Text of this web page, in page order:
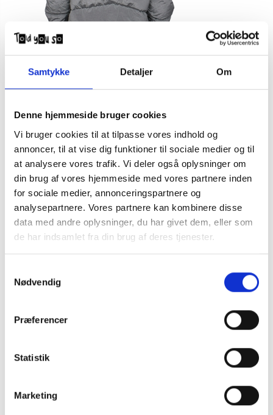
Samtykke Detaljer Om
Denne hjemmeside bruger cookies
Vi bruger cookies til at tilpasse vores indhold og
annoncer, til at vise dig funktioner til sociale medier og til
at analysere vores trafik. Vi deler også oplysninger om
din brug af vores hjemmeside med vores partnere inden
for sociale medier, annonceringspartnere og
analysepartnere. Vores partnere kan kombinere disse
data med andre oplysninger, du har givet dem, eller som
de har indsamlet fra din brug af deres tjenester.
Nødvendig
Præferencer
Statistik
Marketing
Dust
DKK2.400,00 4.800,00
Stone Island Junior dunjakke.
Modellen er 15 år / 165 høj / slank og har str. 14 på.
NB Prisen varierer efter størrelse.
Str. 8 og 10 år koster 4800,-
Str. 12 og 14 år koster 5775,-
GRATIS FRAGT PÅ KØB OVER 300,-